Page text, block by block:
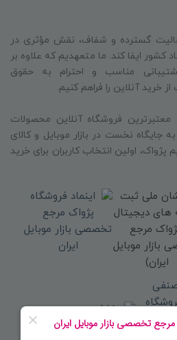
گسترده و شفاف، نقش مؤثری در
کشور ایفا کند. ما متعهدیم که علاوه بر
مناسب و احترام به حقوق
خرید آنلاین را فراهم کنیم.
فروشگاه آنلاین محصولات
جایگاه نخست در بازار موبایل و کالای
اولین انتخاب کاربران برای خرید